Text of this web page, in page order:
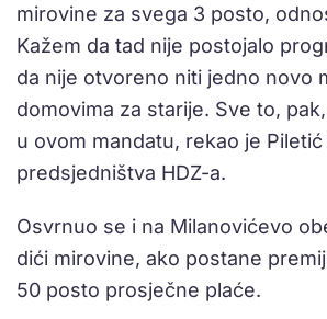
mirovine za svega 3 posto,
Kažem da tad nije postojalo
da nije otvoreno niti jedno novo
domovima za starije. Sve to,
u ovom mandatu, rekao je
predsjedništva HDZ-a.
Osvrnuo se i na Milanovićevo
dići mirovine, ako postane
50 posto prosječne plaće.